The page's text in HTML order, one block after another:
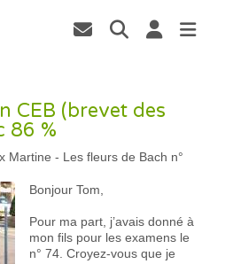
CEB (brevet des
86 %
Martine - Les fleurs de Bach n°
Bonjour Tom,
Pour ma part, j’avais donné à
mon fils pour les examens le
n° 74. Croyez-vous que je